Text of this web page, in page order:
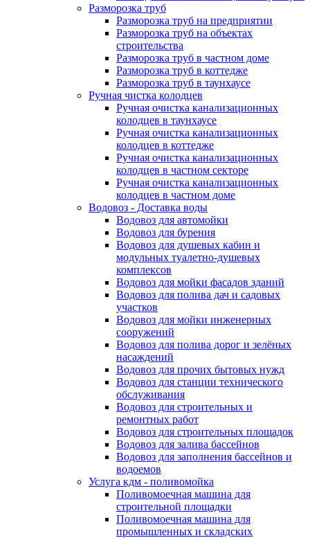
Разморозка труб
Разморозка труб на предприятии
Разморозка труб на объектах
строительства
Разморозка труб в частном доме
Разморозка труб в коттедже
Разморозка труб в таунхаусе
Ручная чистка колодцев
Ручная очистка канализационных
колодцев в таунхаусе
Ручная очистка канализационных
колодцев в коттедже
Ручная очистка канализационных
колодцев в частном секторе
Ручная очистка канализационных
колодцев в частном доме
Водовоз - Доставка воды
Водовоз для автомойки
Водовоз для бурения
Водовоз для душевых кабин и
модульных туалетно-душевых
комплексов
Водовоз для мойки фасадов зданий
Водовоз для полива дач и садовых
участков
Водовоз для мойки инженерных
сооружений
Водовоз для полива дорог и зелёных
насаждений
Водовоз для прочих бытовых нужд
Водовоз для станции технического
обслуживания
Водовоз для строительных и
ремонтных работ
Водовоз для строительных площадок
Водовоз для залива бассейнов
Водовоз для заполнения бассейнов и
водоемов
Услуга кдм - поливомойка
Поливомоечная машина для
строительной площадки
Поливомоечная машина для
промышленных и складских